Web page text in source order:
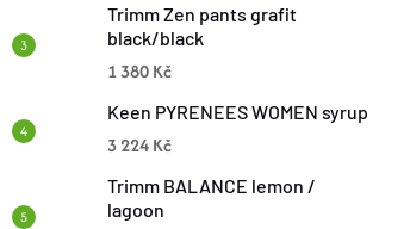
Trimm Zen pants grafit
black/black
1 380 Kč
Keen PYRENEES WOMEN syrup
3 224 Kč
Trimm BALANCE lemon /
lagoon